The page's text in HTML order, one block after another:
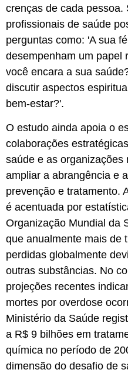
crenças de cada pessoa.
profissionais de saúde
perguntas como: 'A sua
desempenham um papel
você encara a sua
discutir aspectos
bem-estar?'.
O estudo ainda apoia o
colaborações
saúde e as
ampliar a abrangência e
prevenção e tratamento.
é acentuada por
Organização Mundial da
que anualmente mais de
perdidas globalmente
outras substâncias. No
projeções recentes
mortes por overdose
Ministério da Saúde
a R$ 9 bilhões em
química no período de
dimensão do desafio de